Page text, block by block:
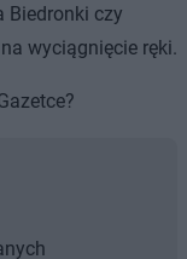
Biedronki czy
wyciągnięcie ręki.